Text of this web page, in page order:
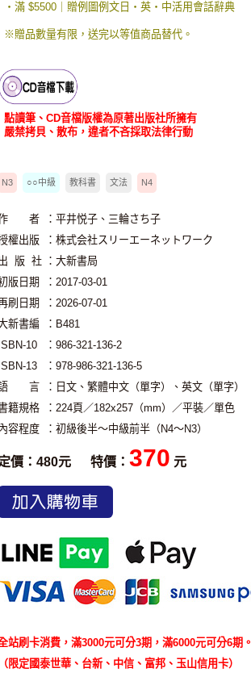
・滿 $5500｜贈例圖例文日・英・中活用會話辭典
※贈品數量有限，送完以等值商品替代。
點讀筆、CD音檔版權為原著出版社所擁有
嚴禁拷貝、散布，違者不吝採取法律行動
N3 ○○中級 教科書 文法 N4
者
：平井悦子、三輪さち子
權出版
：株式会社スリーエーネットワーク
版 社 ：大新書局
版日期
：2017-03-01
刷日期
：2026-07-01
新書編
：B481
ISBN-10
：986-321-136-2
ISBN-13
：978-986-321-136-5
言
：日文、繁體中文（單字）、英文（單字）
籍規格
：224頁／182x257（mm）／平裝／單色
容程度
：初級後半～中級前半（N4～N3）
價：480元 特價： 370 元
站刷卡消費，滿3000元可分3期，滿6000元可分6期。
（限定國泰世華、台新、中信、富邦、玉山信用卡）